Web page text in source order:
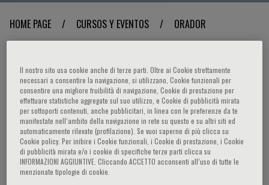
HOME PAGE / CURSOS Y EVENTOS / ORADOR
Joseph Loscalzo
The Principal Investigator has a long-established
research program with the necessary expertise and
experience to utilize the network and systems
strategies to identify potential drug-based therapies
proposed in this application. His laboratory has
Il nostro sito usa cookie anche di terze parti. Oltre ai Cookie strettamente
necessari a consentire la navigazione, si utilizzano, Cookie funzionali per
consentire una migliore fruibilità di navigazione, Cookie di prestazione per
effettuare statistiche aggregate sul suo utilizzo, e Cookie di pubblicità mirata
per sottoporti contenuti, anche pubblicitari, in linea con le preferenze da te
manifestate nell‘ambito della navigazione in rete su questo e su altri siti ed
automaticamente rilevate (profilazione). Se vuoi saperne di più clicca su
Cookie policy. Per inibire i Cookie funzionali, i Cookie di prestazione, i Cookie
di pubblicità mirata e/o i cookie di specifiche terze parti clicca su
INFORMAZIONI AGGIUNTIVE. Cliccando ACCETTO acconsenti all’uso di tutte le
menzionate tipologie di cookie.